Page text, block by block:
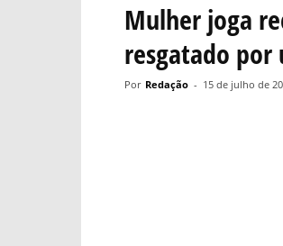
Mulher joga
resgatado por
Por Redação - 15 de julho de